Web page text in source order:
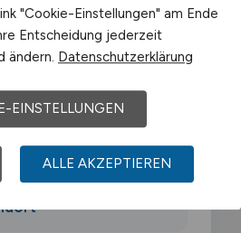
für Betriebsleiter Logistik
wird von folgenden
"Cookie-Einstellungen" am Ende
Entscheidung jederzeit
ändern. Datenschutzerklärung
EINSTELLUNGEN
ALLE AKZEPTIEREN